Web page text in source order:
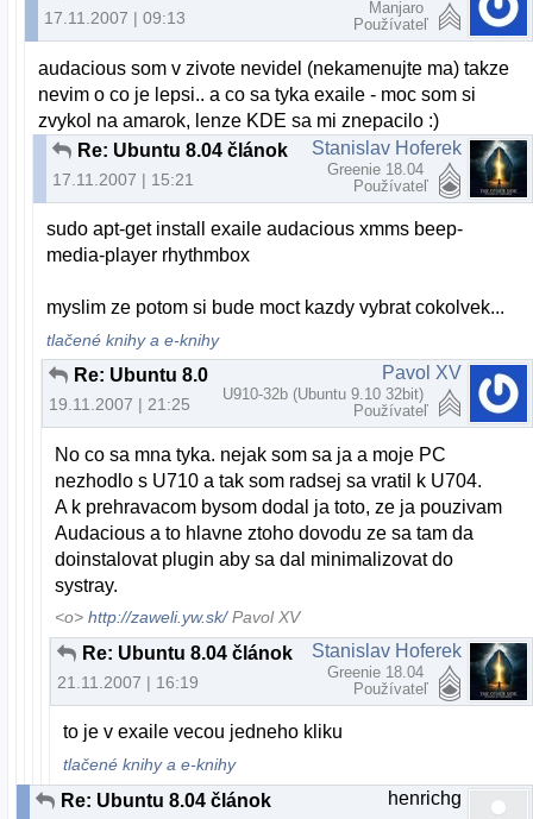
17.11.2007 | 09:13
Manjaro
Používateľ
audacious som v zivote nevidel (nekamenujte ma) takze
nevim o co je lepsi.. a co sa tyka exaile - moc som si
zvykol na amarok, lenze KDE sa mi znepacilo :)
Re: Ubuntu 8.04 článok
17.11.2007 | 15:21
Stanislav Hoferek
Greenie 18.04
Používateľ
sudo apt-get install exaile audacious xmms beep-
media-player rhythmbox
myslim ze potom si bude moct kazdy vybrat cokolvek...
tlačené knihy a e-knihy
Re: Ubuntu 8.04 článok
19.11.2007 | 21:25
Pavol XV
U910-32b (Ubuntu 9.10 32bit)
Používateľ
No co sa mna tyka. nejak som sa ja a moje PC
nezhodlo s U710 a tak som radsej sa vratil k U704.
A k prehravacom bysom dodal ja toto, ze ja pouzivam
Audacious a to hlavne ztoho dovodu ze sa tam da
doinstalovat plugin aby sa dal minimalizovat do
systray.
<o>http://zaweli.yw.sk/Pavol XV
Re: Ubuntu 8.04 článok
21.11.2007 | 16:19
Stanislav Hoferek
Greenie 18.04
Používateľ
to je v exaile vecou jedneho kliku
tlačené knihy a e-knihy
Re: Ubuntu 8.04 článok henrichg